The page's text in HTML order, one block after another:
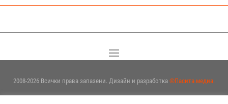
2008-2026 Всички права запазени. Дизайн и разработка ©Пасита медиа.